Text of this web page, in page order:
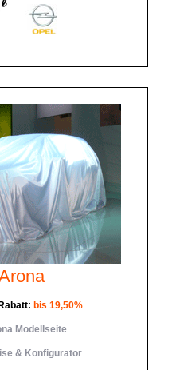
bis 19,50%
Modellseite
& Konfigurator